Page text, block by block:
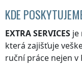
KDE
EXTRA SERVICES je
která zajišťuje
ruční práce nejen v